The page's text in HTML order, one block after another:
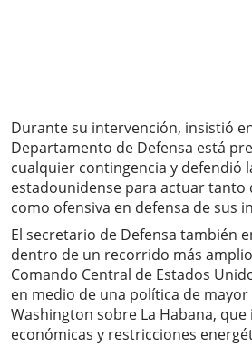
Durante su intervención, insistió
Departamento de Defensa está
cualquier contingencia y defendió
estadounidense para actuar tanto
como ofensiva en defensa de sus
El secretario de Defensa también
dentro de un recorrido más
Comando Central de Estados
en medio de una política de
Washington sobre La Habana, que
económicas y restricciones